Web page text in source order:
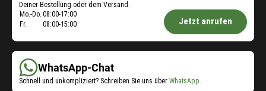
Deiner Bestellung oder dem Versand.
Öffnungszeiten
Service:
Mo.-Do. 08:00-17:00
Fr.
08:00-15:00 Jetzt anrufen
WhatsApp-Chat
Schnell und unkompliziert? Schreiben Sie uns über WhatsApp.